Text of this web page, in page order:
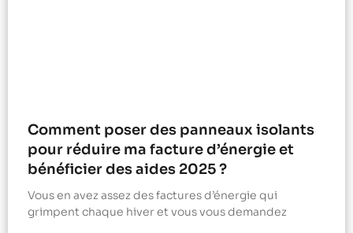
Comment poser des panneaux isolants
pour réduire ma facture d’énergie et
bénéficier des aides 2025 ?
Vous en avez assez des factures d’énergie qui
grimpent chaque hiver et vous vous demandez